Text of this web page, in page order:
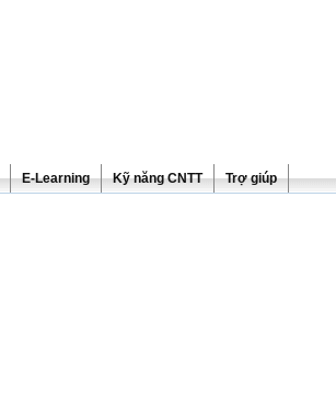
E-Learning Kỹ năng CNTT Trợ giúp